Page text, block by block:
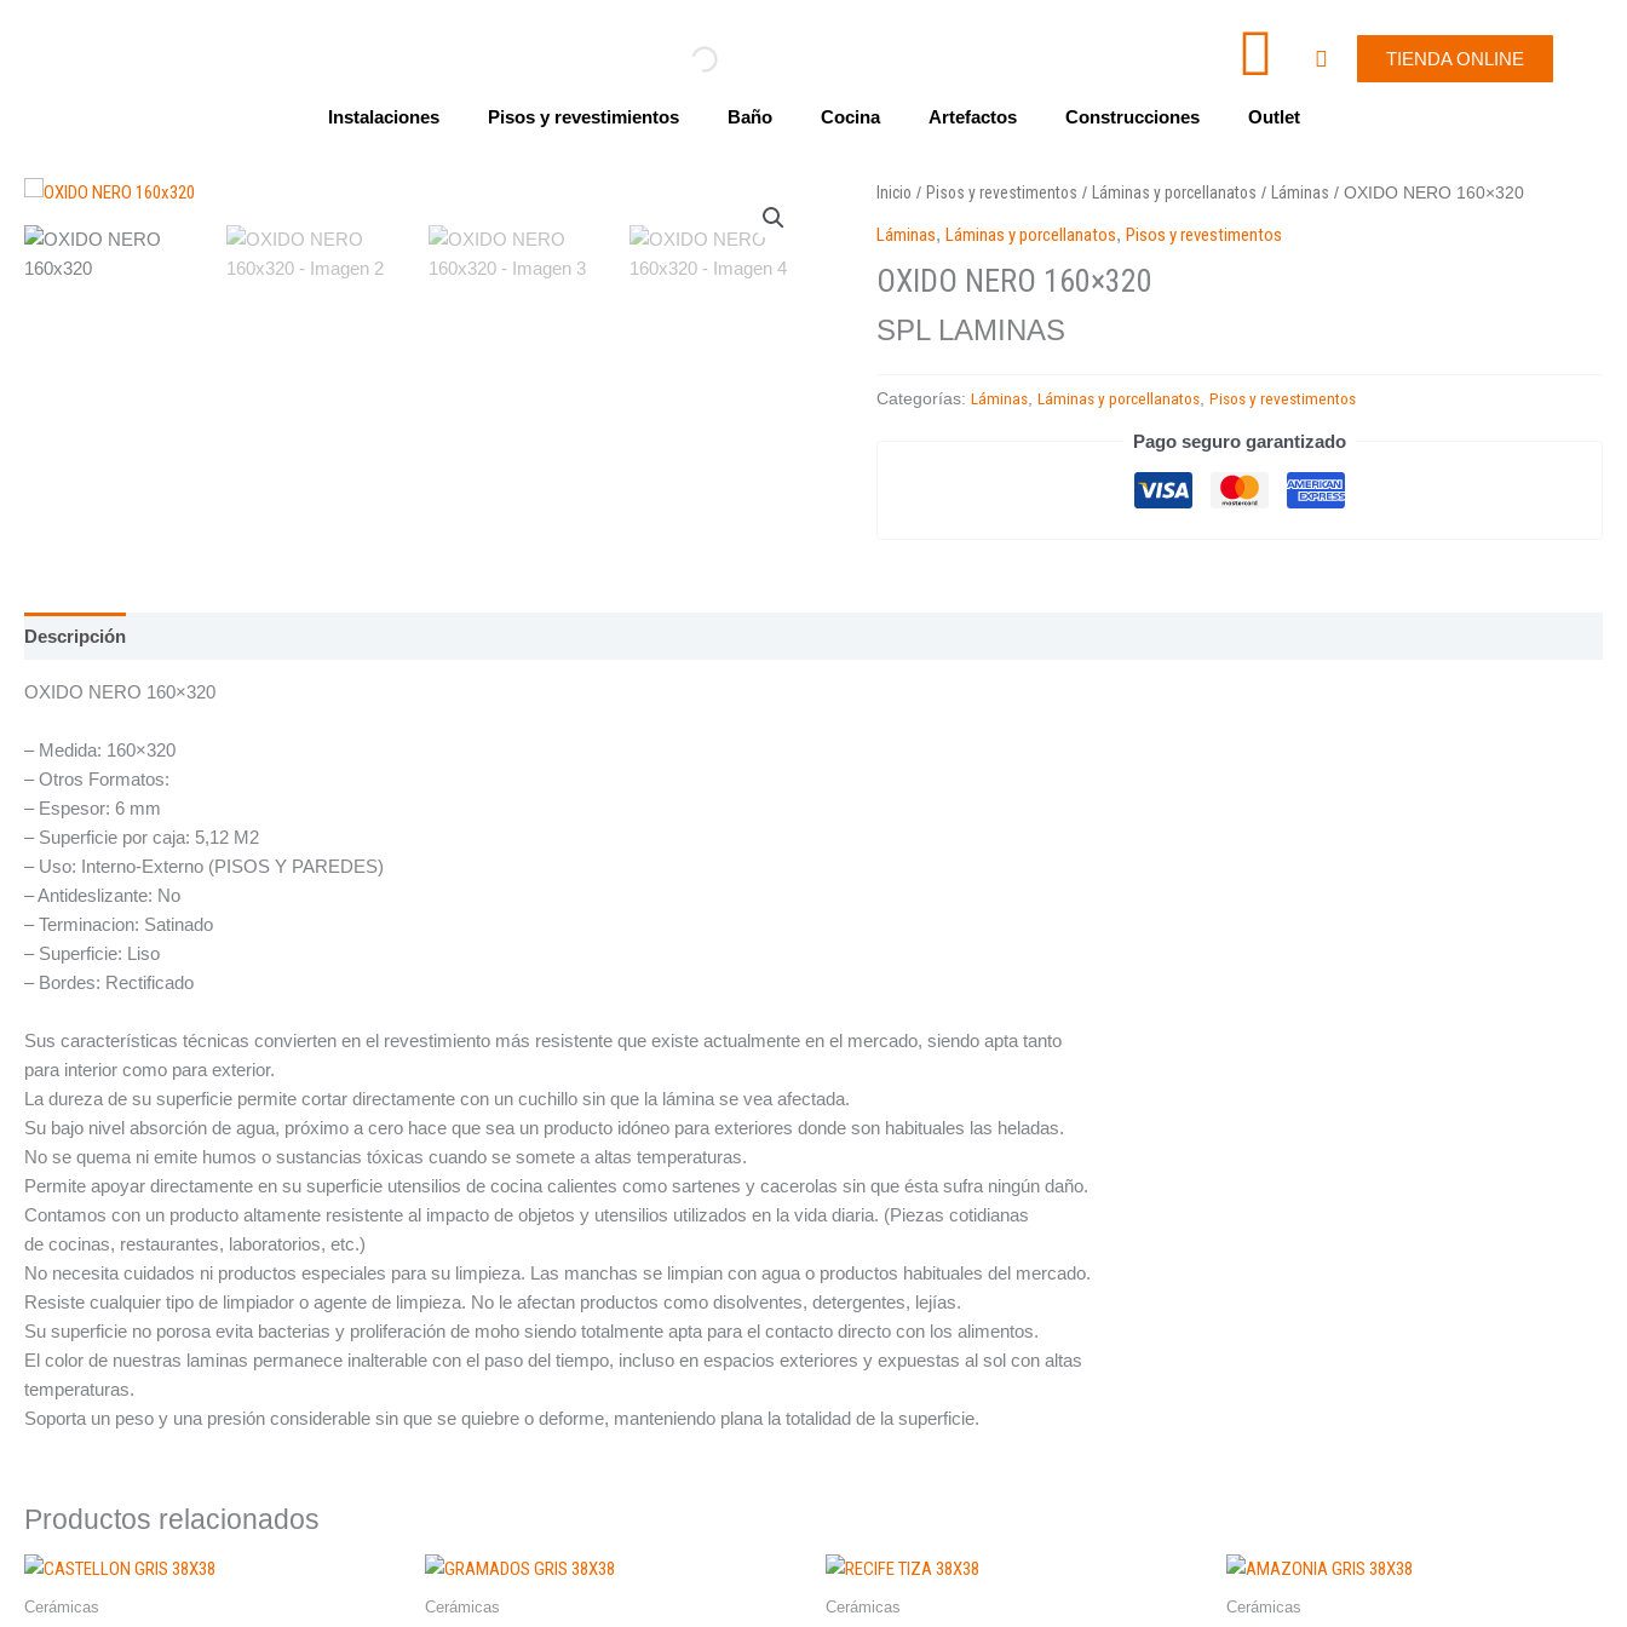
c
o
n
n
v
W
h
a
t
p
p
Cart TIENDA ONLINE
Instalaciones Pisos y revestimientos Baño Cocina Artefactos Construcciones Outlet
Inicio / Pisos y revestimentos / Láminas y porcellanatos / Láminas / OXIDO NERO 160×320
Láminas,Láminas y porcellanatos,Pisos y revestimentos
OXIDO NERO 160×320
SPL LAMINAS
Categorías:Láminas ,Láminas y porcellanatos ,Pisos y revestimentos
Pago seguro garantizado
Descripción
OXIDO NERO 160×320
– Medida: 160×320
– Otros Formatos:
– Espesor: 6 mm
– Superficie por caja: 5,12 M2
– Uso: Interno-Externo (PISOS Y PAREDES)
– Antideslizante: No
– Terminacion: Satinado
– Superficie: Liso
– Bordes: Rectificado
Sus características técnicas convierten en el revestimiento más resistente que existe actualmente en el mercado, siendo apta tanto
para interior como para exterior.
La dureza de su superficie permite cortar directamente con un cuchillo sin que la lámina se vea afectada.
Su bajo nivel absorción de agua, próximo a cero hace que sea un producto idóneo para exteriores donde son habituales las heladas.
No se quema ni emite humos o sustancias tóxicas cuando se somete a altas temperaturas.
Permite apoyar directamente en su superficie utensilios de cocina calientes como sartenes y cacerolas sin que ésta sufra ningún daño.
Contamos con un producto altamente resistente al impacto de objetos y utensilios utilizados en la vida diaria. (Piezas cotidianas
de cocinas, restaurantes, laboratorios, etc.)
No necesita cuidados ni productos especiales para su limpieza. Las manchas se limpian con agua o productos habituales del mercado.
Resiste cualquier tipo de limpiador o agente de limpieza. No le afectan productos como disolventes, detergentes, lejías.
Su superficie no porosa evita bacterias y proliferación de moho siendo totalmente apta para el contacto directo con los alimentos.
El color de nuestras laminas permanece inalterable con el paso del tiempo, incluso en espacios exteriores y expuestas al sol con altas
temperaturas.
Soporta un peso y una presión considerable sin que se quiebre o deforme, manteniendo plana la totalidad de la superficie.
Productos relacionados
Cerámicas Cerámicas Cerámicas Cerámicas